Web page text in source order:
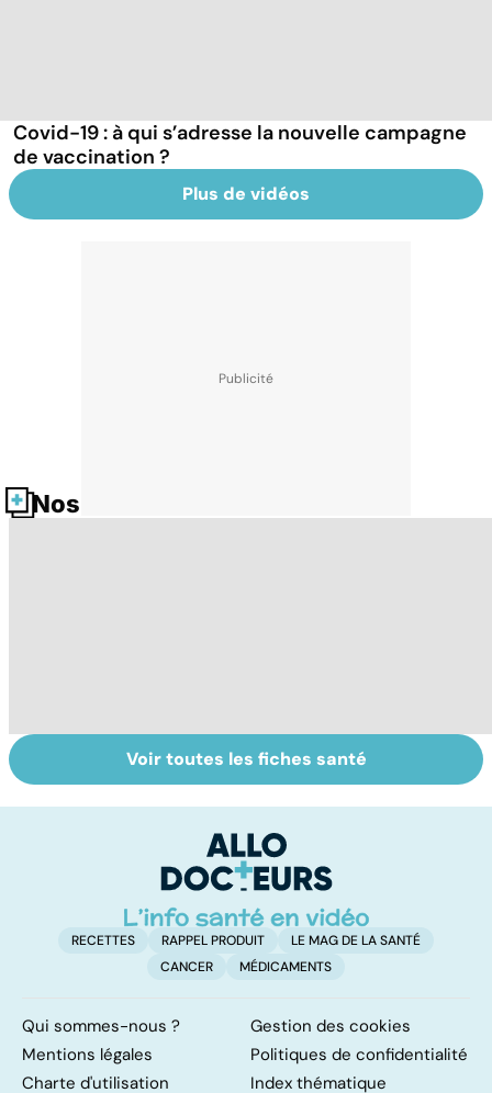
Covid-19 : à qui s’adresse la nouvelle campagne
de vaccination ?
Plus de vidéos
Nos fiches santé
Tout savoir sur
les infections
Inflammation des
amygdales : que
d'angine ?
Voir toutes les fiches santé
RECETTES RAPPEL PRODUIT
LE MAG DE LA SANTÉ
CANCER
MÉDICAMENTS
Qui sommes-nous ?
Gestion des cookies
Mentions légales
Politiques de confidentialité
Charte d'utilisation
Index thématique